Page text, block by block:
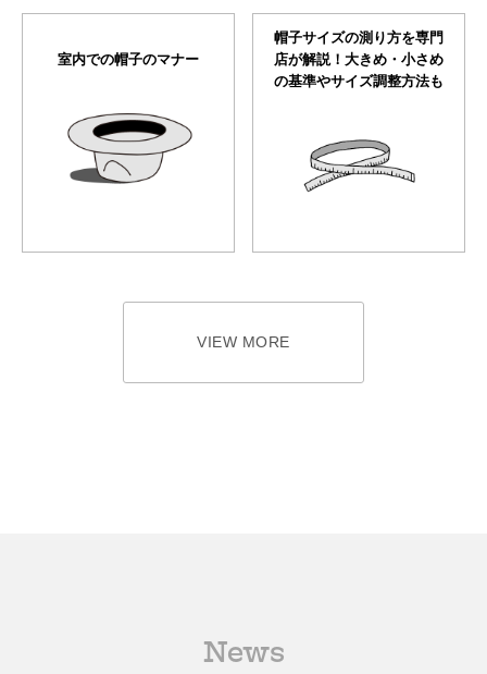
室内での帽子のマナー
帽子サイズの測り方を専門
店が解説！大きめ・小さめ
の基準やサイズ調整方法も
VIEW MORE
News